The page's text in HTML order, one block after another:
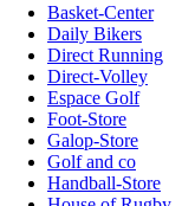
Basket-Center
Daily Bikers
Direct Running
Direct-Volley
Espace Golf
Foot-Store
Galop-Store
Golf and co
Handball-Store